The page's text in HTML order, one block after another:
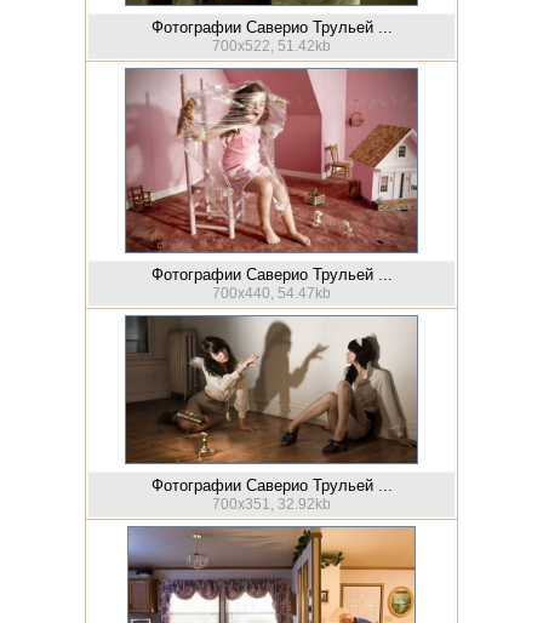
Фотографии Саверио Трульей ...
700x522, 51.42kb
Фотографии Саверио Трульей ...
700x440, 54.47kb
Фотографии Саверио Трульей ...
700x351, 32.92kb